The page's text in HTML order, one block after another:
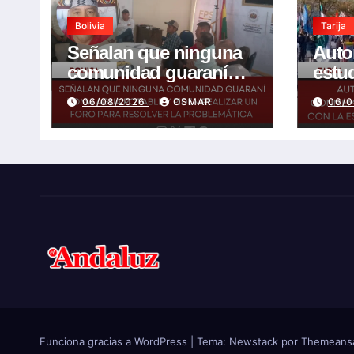
Bolivia
Señalan que ninguna
comunidad guaraní
toma agua potable y
piden realizar un Foro
para resolver la
06/08/2026 OSMAR
Tarija
06/
Funciona gracias a WordPress Tema: Newstack por